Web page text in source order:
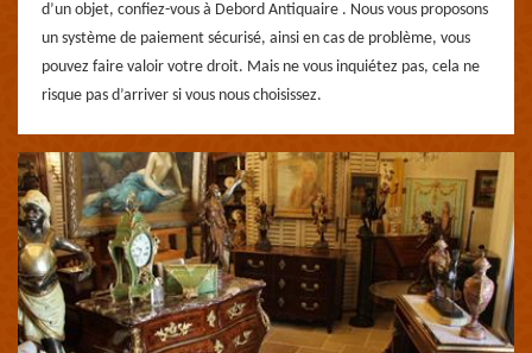
d’un objet, confiez-vous à Debord Antiquaire . Nous vous proposons
un système de paiement sécurisé, ainsi en cas de problème, vous
pouvez faire valoir votre droit. Mais ne vous inquiétez pas, cela ne
risque pas d’arriver si vous nous choisissez.